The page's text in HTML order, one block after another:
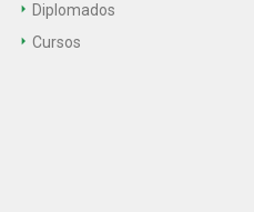
Diplomados
Cursos